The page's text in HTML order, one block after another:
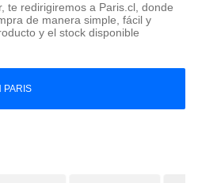
te redirigiremos a Paris.cl, donde
de manera simple, fácil y
y el stock disponible
PARIS